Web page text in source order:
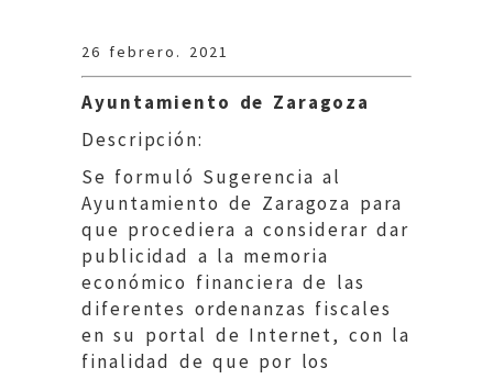
26 febrero. 2021
Ayuntamiento de Zaragoza
Descripción:
Se formuló Sugerencia al
Ayuntamiento de Zaragoza para
que procediera a considerar dar
publicidad a la memoria
económico financiera de las
diferentes ordenanzas fiscales
en su portal de Internet, con la
finalidad de que por los